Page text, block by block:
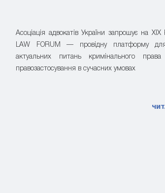
Асоціація адвокатів України запрошує на XIX
LAW FORUM — провідну платформу для
актуальних питань кримінального
правозастосування в сучасних умовах